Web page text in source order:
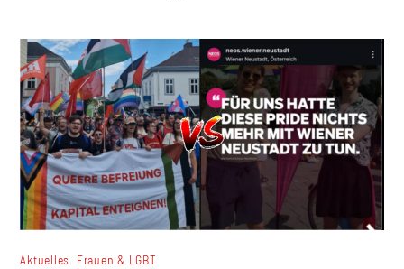
Aktuelles Frauen & LGBT